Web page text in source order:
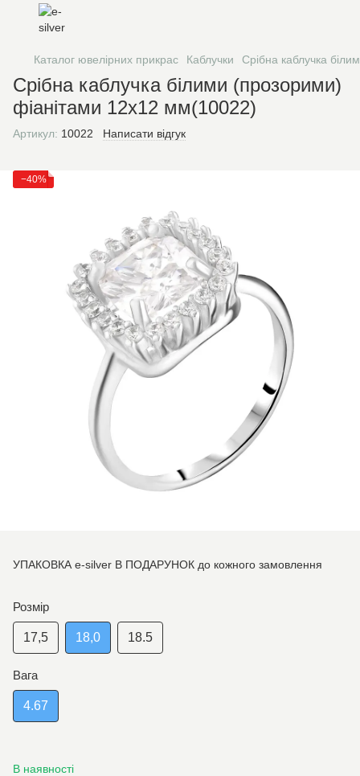
Каталог ювелірних прикрас Каблучки Срібна каблучка
Срібна каблучка білими (прозорими)
фіанітами 12х12 мм(10022)
Артикул: 10022 Написати відгук
−40%
УПАКОВКА e-silver В ПОДАРУНОК до кожного замовлення
Розмір
17,5 18,0 18.5
Вага
4.67
В наявності